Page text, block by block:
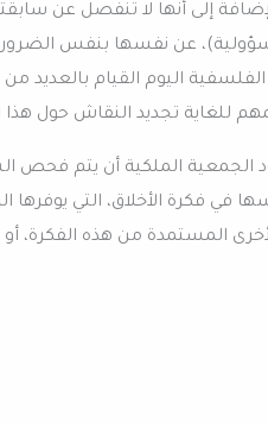
إلى أنها لا تنفصل عن
عن نفسها بنفس
اليوم القيام بالعديد
للغاية تجديد النقاش حول
الجمعية الملكية أن يتم فحص
في فكرة الأخلاق، التي
المستمدة من هذه الفكرة،